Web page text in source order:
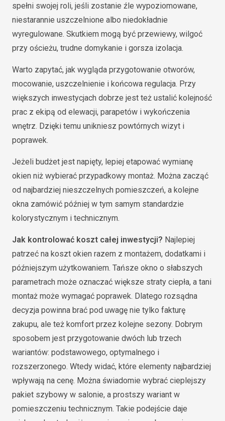
spełni swojej roli, jeśli zostanie źle wypoziomowane,
niestarannie uszczelnione albo niedokładnie
wyregulowane. Skutkiem mogą być przewiewy, wilgoć
przy ościeżu, trudne domykanie i gorsza izolacja.
Warto zapytać, jak wygląda przygotowanie otworów,
mocowanie, uszczelnienie i końcowa regulacja. Przy
większych inwestycjach dobrze jest też ustalić kolejność
prac z ekipą od elewacji, parapetów i wykończenia
wnętrz. Dzięki temu unikniesz powtórnych wizyt i
poprawek.
Jeżeli budżet jest napięty, lepiej etapować wymianę
okien niż wybierać przypadkowy montaż. Można zacząć
od najbardziej nieszczelnych pomieszczeń, a kolejne
okna zamówić później w tym samym standardzie
kolorystycznym i technicznym.
Jak kontrolować koszt całej inwestycji? Najlepiej
patrzeć na koszt okien razem z montażem, dodatkami i
późniejszym użytkowaniem. Tańsze okno o słabszych
parametrach może oznaczać większe straty ciepła, a tani
montaż może wymagać poprawek. Dlatego rozsądna
decyzja powinna brać pod uwagę nie tylko fakturę
zakupu, ale też komfort przez kolejne sezony. Dobrym
sposobem jest przygotowanie dwóch lub trzech
wariantów: podstawowego, optymalnego i
rozszerzonego. Wtedy widać, które elementy najbardziej
wpływają na cenę. Można świadomie wybrać cieplejszy
pakiet szybowy w salonie, a prostszy wariant w
pomieszczeniu technicznym. Takie podejście daje